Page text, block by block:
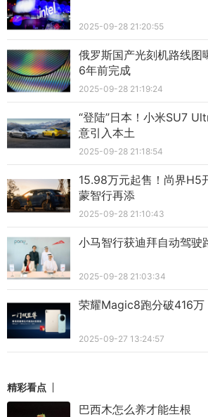
2025-09-28 21:20:55
俄罗斯国产光刻机路线图
6年前完成
2025-09-28 21:19:24
“登陆”日本！小米SU7
意引入本土
2025-09-28 21:18:54
15.98万元起售！尚界H5
蒙智行再添
2025-09-28 21:10:43
小马智行获迪拜自动驾驶
2025-09-28 21:03:34
荣耀Magic8跑分破416万
2025-09-27 13:24:57
精彩看点
巴西木怎么养才能生根